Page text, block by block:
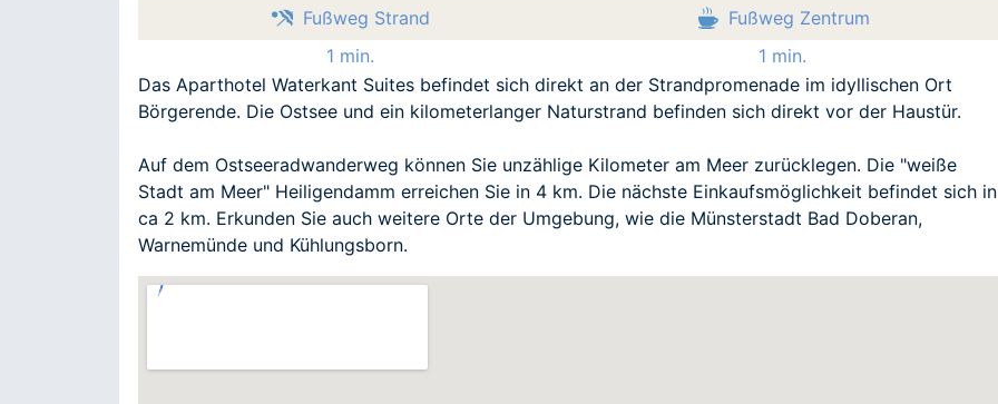
Fußweg Strand
1 min.
Fußweg Zentrum
1 min.
Das Aparthotel Waterkant Suites befindet sich direkt an der Strandpromenade im idyllischen Ort
Börgerende. Die Ostsee und ein kilometerlanger Naturstrand befinden sich direkt vor der Haustür.
Auf dem Ostseeradwanderweg können Sie unzählige Kilometer am Meer zurücklegen. Die "weiße
Stadt am Meer" Heiligendamm erreichen Sie in 4 km. Die nächste Einkaufsmöglichkeit befindet sich in
ca 2 km. Erkunden Sie auch weitere Orte der Umgebung, wie die Münsterstadt Bad Doberan,
Warnemünde und Kühlungsborn.